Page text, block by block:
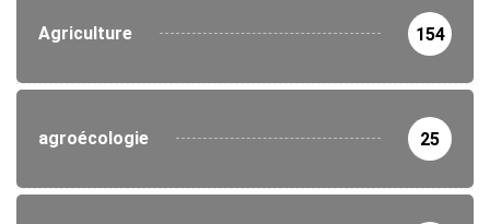
Agriculture 154
agroécologie 25